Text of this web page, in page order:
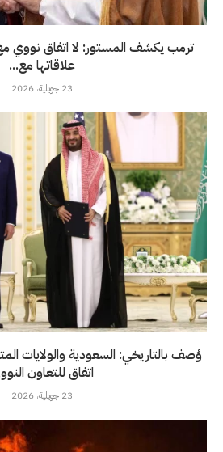
ترمب يكشف المستور: لا اتفاق نووي
علاقاتها مع...
23 جويلية، 2026
وُصف بالتاريخي: السعودية والولايات
اتفاق للتعاون
23 جويلية، 2026